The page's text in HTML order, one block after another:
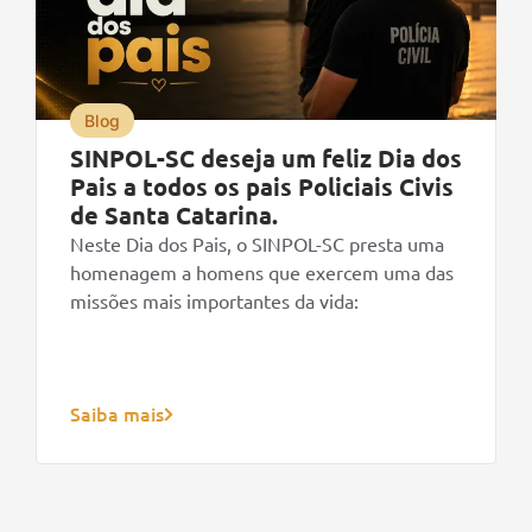
Blog
SINPOL-SC deseja um feliz Dia dos
Pais a todos os pais Policiais Civis
de Santa Catarina.
Neste Dia dos Pais, o SINPOL-SC presta uma
homenagem a homens que exercem uma das
missões mais importantes da vida:
Saiba mais